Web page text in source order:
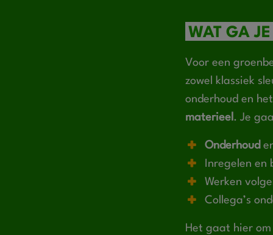
WAT GA
Voor een
zowel klassiek
onderhoud en
materieel . Je
Onderhoud
Inregelen
Werken
Collega’s
Het gaat hier